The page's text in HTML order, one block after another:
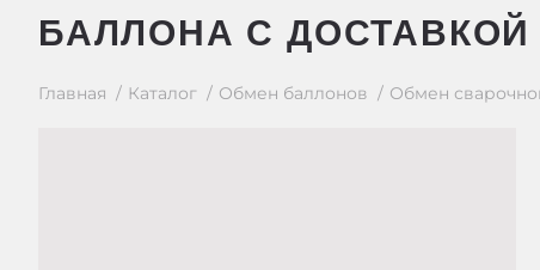
БАЛЛОНА С
Главная Каталог Обмен баллонов Обмен